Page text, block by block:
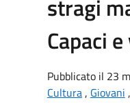
stragi
Capaci
Pubblicato il 23
Cultura, Giovani ,